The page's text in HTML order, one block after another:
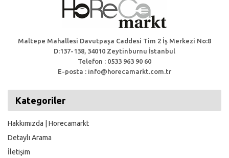
Maltepe Mahallesi Davutpaşa Caddesi Tim 2 İş Merkezi No:8
D:137-138, 34010 Zeytinburnu İstanbul
Telefon : 0533 963 90 60
E-posta : info@horecamarkt.com.tr
Kategoriler
Hakkımızda | Horecamarkt
Detaylı Arama
İletişim